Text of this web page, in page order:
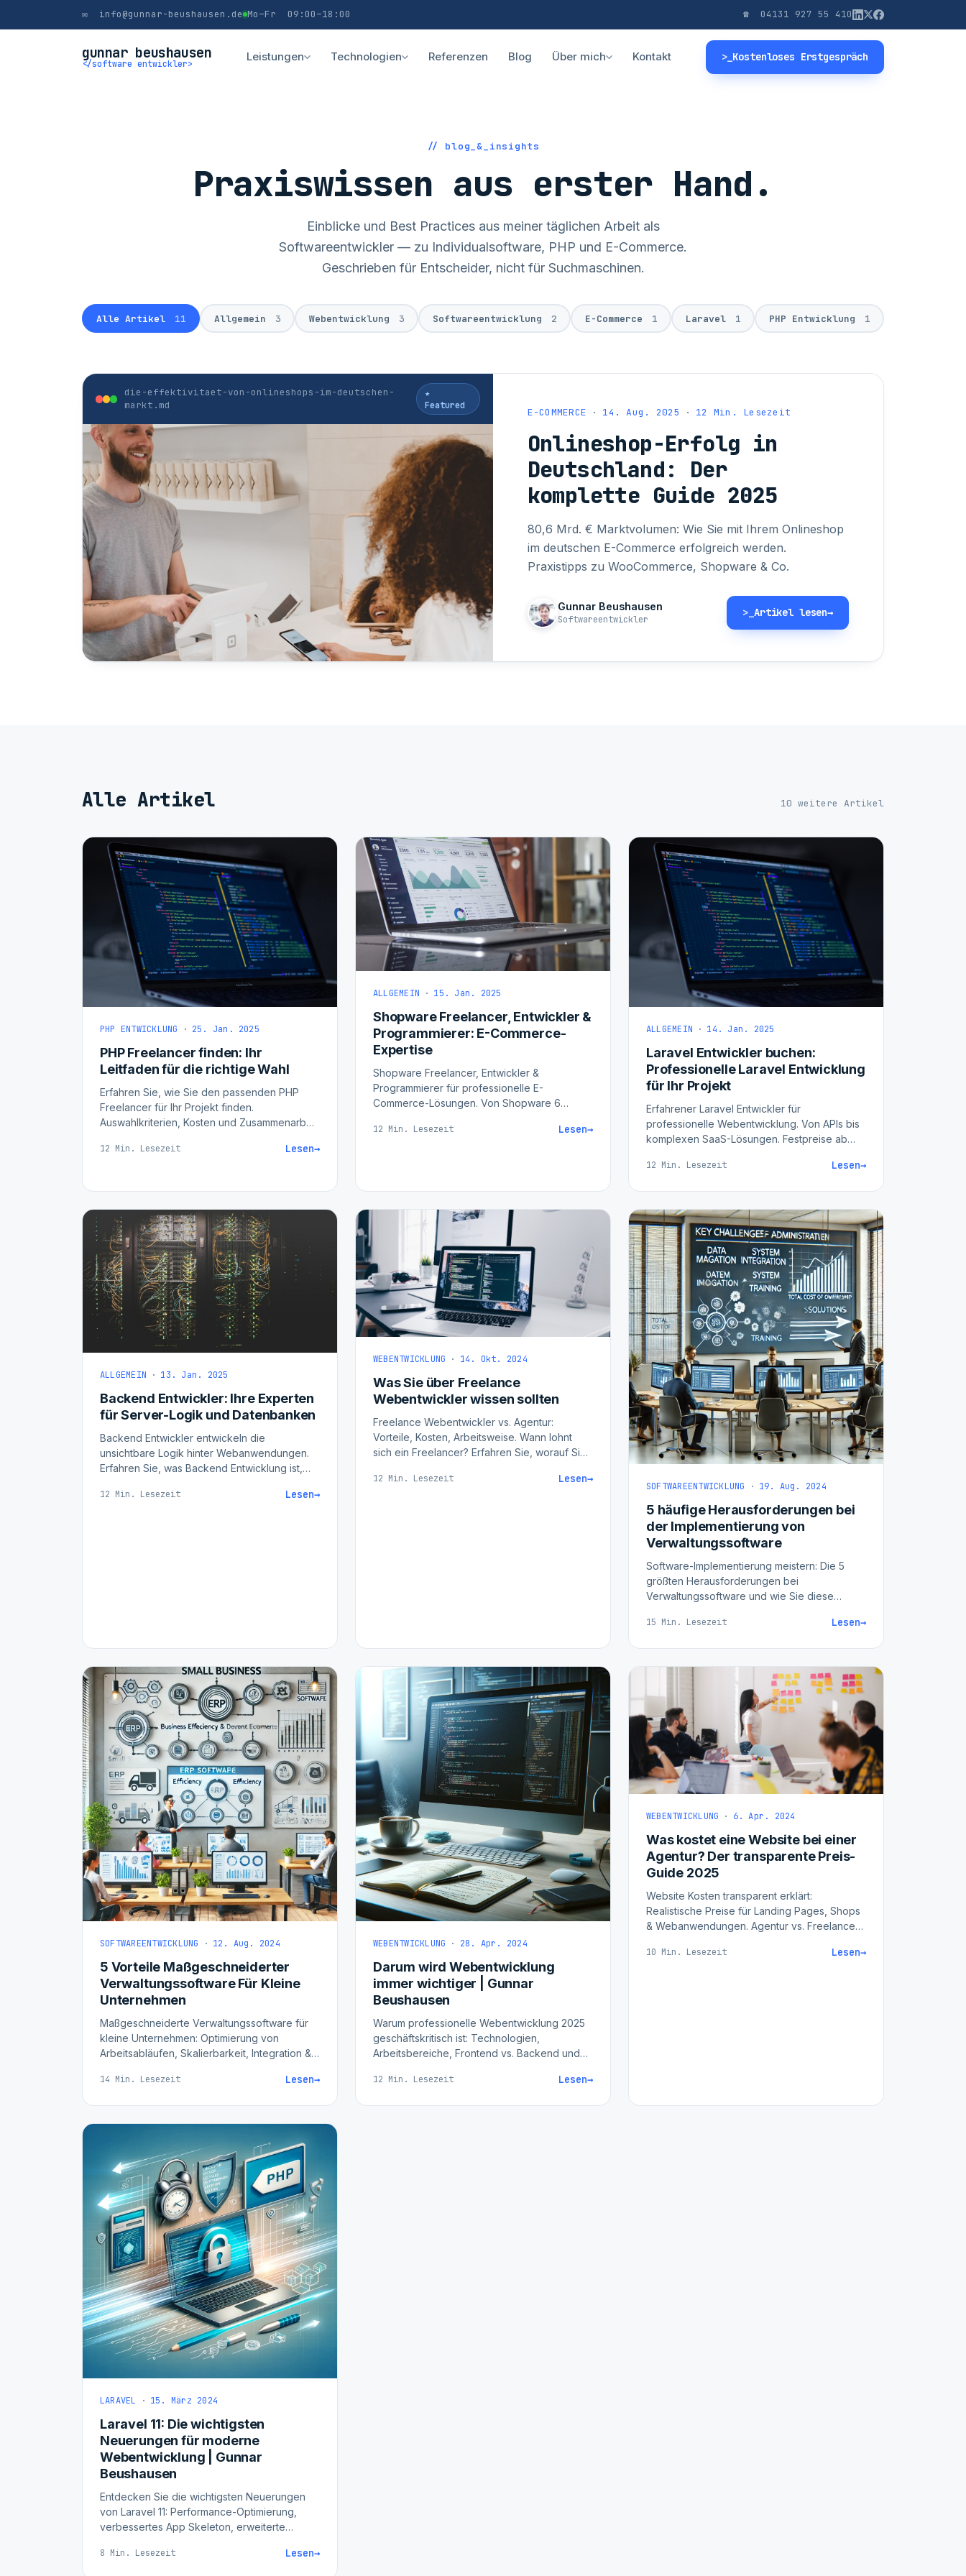
✉ info@gunnar-beushausen.de Mo–Fr 09:00–18:00 ☎ 04131 927 55 410
gunnar beushausen
</software entwickler>
Leistungen Technologien Referenzen Blog Über mich Kontakt >_ Kostenloses Erstgespräch
// blog_&_insights
Praxiswissen aus erster Hand.
Einblicke und Best Practices aus meiner täglichen Arbeit als
Softwareentwickler — zu Individualsoftware, PHP und E-Commerce.
Geschrieben für Entscheider, nicht für Suchmaschinen.
Alle Artikel 11 Allgemein 3 Webentwicklung 3 Softwareentwicklung 2 E-Commerce 1 Laravel 1 PHP Entwicklung 1
die-effektivitaet-von-onlineshops-im-deutschen-
markt.md
★
Featured
E-COMMERCE · 14. Aug. 2025 · 12 Min. Lesezeit
Onlineshop-Erfolg in
Deutschland: Der
komplette Guide 2025
80,6 Mrd. € Marktvolumen: Wie Sie mit Ihrem Onlineshop
im deutschen E-Commerce erfolgreich werden.
Praxistipps zu WooCommerce, Shopware & Co.
Gunnar Beushausen
Softwareentwickler
>_ Artikel lesen→
Alle Artikel 10 weitere Artikel
PHP ENTWICKLUNG · 25. Jan. 2025
PHP Freelancer finden: Ihr
Leitfaden für die richtige Wahl
Erfahren Sie, wie Sie den passenden PHP
Freelancer für Ihr Projekt finden.
Auswahlkriterien, Kosten und Zusammenarbeit
12 Min. Lesezeit Lesen→
ALLGEMEIN · 15. Jan. 2025
Shopware Freelancer, Entwickler &
Programmierer: E-Commerce-
Expertise
Shopware Freelancer, Entwickler &
Programmierer für professionelle E-
Commerce-Lösungen. Von Shopware 6
Betreuung zum fairen Preis.
12 Min. Lesezeit Lesen→
ALLGEMEIN · 14. Jan. 2025
Laravel Entwickler buchen:
Professionelle Laravel Entwicklung
für Ihr Projekt
Erfahrener Laravel Entwickler für
professionelle Webentwicklung. Von APIs bis
komplexen SaaS-Lösungen. Festpreise ab
lassen.
12 Min. Lesezeit Lesen→
ALLGEMEIN · 13. Jan. 2025
Backend Entwickler: Ihre Experten
für Server-Logik und Datenbanken
Backend Entwickler entwickeln die
unsichtbare Logik hinter Webanwendungen.
Erfahren Sie, was Backend Entwicklung ist,
gute Entwickler auszeichnet.
12 Min. Lesezeit Lesen→
WEBENTWICKLUNG · 14. Okt. 2024
Was Sie über Freelance
Webentwickler wissen sollten
Freelance Webentwickler vs. Agentur:
Vorteile, Kosten, Arbeitsweise. Wann lohnt
sich ein Freelancer? Erfahren Sie, worauf Sie
12 Min. Lesezeit Lesen→
SOFTWAREENTWICKLUNG · 19. Aug. 2024
5 häufige Herausforderungen bei
der Implementierung von
Verwaltungssoftware
Software-Implementierung meistern: Die 5
größten Herausforderungen bei
Verwaltungssoftware und wie Sie diese
15 Min. Lesezeit Lesen→
SOFTWAREENTWICKLUNG · 12. Aug. 2024
5 Vorteile Maßgeschneiderter
Verwaltungssoftware Für Kleine
Unternehmen
Maßgeschneiderte Verwaltungssoftware für
kleine Unternehmen: Optimierung von
Arbeitsabläufen, Skalierbarkeit, Integration &
14 Min. Lesezeit Lesen→
WEBENTWICKLUNG · 28. Apr. 2024
Darum wird Webentwicklung
immer wichtiger | Gunnar
Beushausen
Warum professionelle Webentwicklung 2025
geschäftskritisch ist: Technologien,
Arbeitsbereiche, Frontend vs. Backend und
12 Min. Lesezeit Lesen→
WEBENTWICKLUNG · 6. Apr. 2024
Was kostet eine Website bei einer
Agentur? Der transparente Preis-
Guide 2025
Website Kosten transparent erklärt:
Realistische Preise für Landing Pages, Shops
& Webanwendungen. Agentur vs. Freelancer
10 Min. Lesezeit Lesen→
LARAVEL · 15. März 2024
Laravel 11: Die wichtigsten
Neuerungen für moderne
Webentwicklung | Gunnar
Beushausen
Entdecken Sie die wichtigsten Neuerungen
von Laravel 11: Performance-Optimierung,
verbessertes App Skeleton, erweiterte
Entwicklung für moderne Backend-Projekte.
8 Min. Lesezeit Lesen→